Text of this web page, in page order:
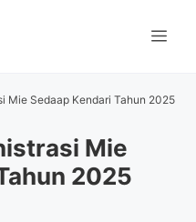
Mie Sedaap Kendari Tahun 2025
Mie
2025